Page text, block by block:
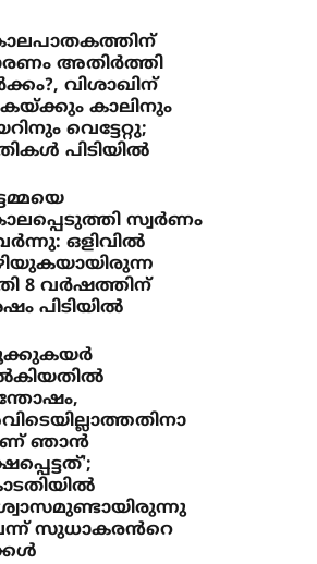
അതിര്‍ത്തി
വിശാഖിന്
കാലിനും
വെട്ടേറ്റു;
പിടിയില്‍
സ്വർണം
ഒളിവിൽ
8 വർഷത്തിന്
പിടിയിൽ
ഞാൻ
സുധാകരൻറെ